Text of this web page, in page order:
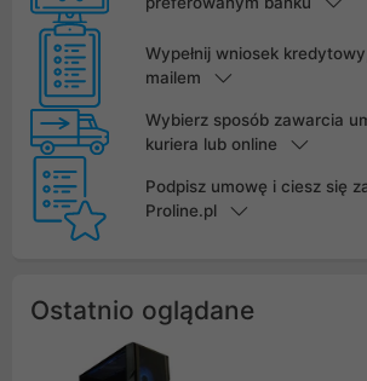
Wypełnij wniosek
mailem
Wybierz sposób zawarcia
kuriera lub online
Podpisz umowę i ciesz się
Proline.pl
Ostatnio oglądane